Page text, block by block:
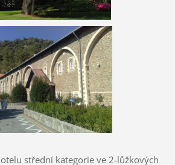
střední kategorie ve 2-lůžkových